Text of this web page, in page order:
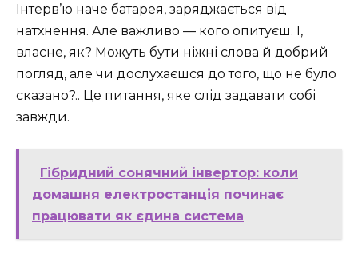
Інтерв’ю наче батарея, заряджається від
натхнення. Але важливо — кого опитуєш. І,
власне, як? Можуть бути ніжні слова й добрий
погляд, але чи дослухаєшся до того, що не було
сказано?.. Це питання, яке слід задавати собі
завжди.
Гібридний сонячний інвертор: коли
домашня електростанція починає
працювати як єдина система